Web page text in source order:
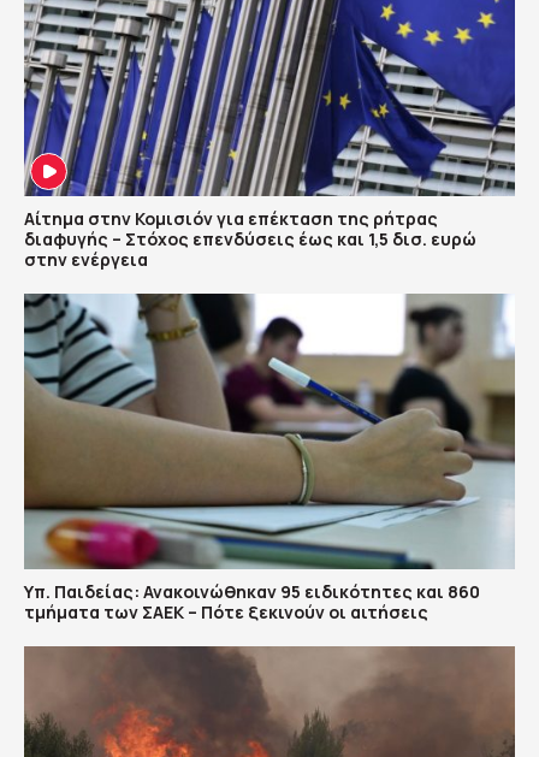
Αίτημα στην Κομισιόν για επέκταση της ρήτρας
διαφυγής – Στόχος επενδύσεις έως και 1,5 δισ. ευρώ
στην ενέργεια
Υπ. Παιδείας: Ανακοινώθηκαν 95 ειδικότητες και 860
τμήματα των ΣΑΕΚ – Πότε ξεκινούν οι αιτήσεις